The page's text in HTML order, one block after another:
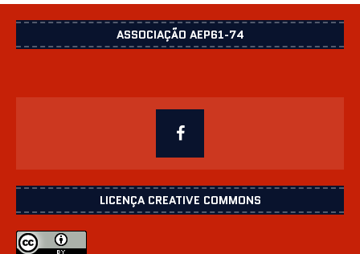
ASSOCIAÇÃO AEP61-74
LICENÇA CREATIVE COMMONS